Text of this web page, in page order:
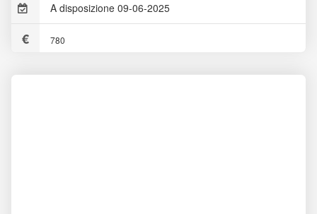
A disposizione 09-06-2025
780